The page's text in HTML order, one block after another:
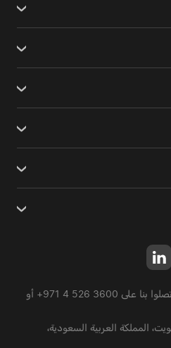
بنا على +971 4 526 3600 أو
، المملكة العربية السعودية،